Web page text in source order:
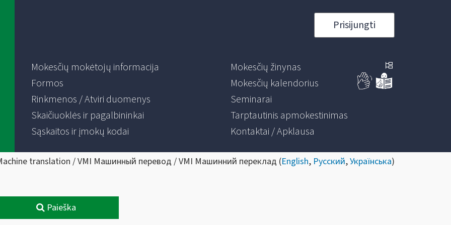
Prisijungti
Mokesčių mokėtojų informacija
Formos
Rinkmenos / Atviri duomenys
Skaičiuoklės ir pagalbininkai
Sąskaitos ir įmokų kodai
Mokesčių žinynas
Mokesčių kalendorius
Seminarai
Tarptautinis apmokestinimas
Kontaktai / Apklausa
translation / VMI Машинный перевод / VMI Машинний переклад (English, Русский,Українська)
Paieška